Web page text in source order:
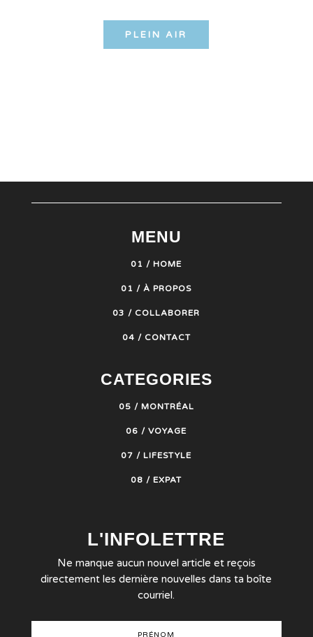
PLEIN AIR
MENU
01 / HOME
01 / À PROPOS
03 / COLLABORER
04 / CONTACT
CATEGORIES
05 / MONTRÉAL
06 / VOYAGE
07 / LIFESTYLE
08 / EXPAT
L'INFOLETTRE
Ne manque aucun nouvel article et reçois
directement les dernière nouvelles dans ta boîte
courriel.